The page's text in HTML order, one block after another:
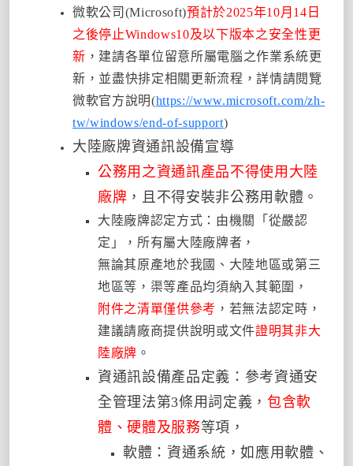
微軟公司(Microsoft)預計於2025年10月14日
之後停止Windows10及以下版本之安全性更
新 ，建請各單位留意所屬電腦之作業系統更
新，並盡快排定相關更新流程，詳情請閱覽
微軟官方說明(https://www.microsoft.com/zh-
tw/windows/end-of-support)
大陸廠牌資通訊設備宣導
公務用之資通訊產品不得使用大陸
廠牌 ，且不得安裝非公務用軟體。
大陸廠牌認定方式：由機關「從嚴認
定」，所有屬大陸廠牌者，
無論其原產地於我國、大陸地區或第三
地區等，渠等產品均須納入其範圍，
附件之清單僅供參考 ，若無法認定時，
建議請廠商提供說明或文件證明其非大
陸廠牌 。
資通訊設備產品定義： 參考資通安
全管理法第3條用詞定義，包含軟
體、硬體及服務等項，
軟體：資通系統，如應用軟體、